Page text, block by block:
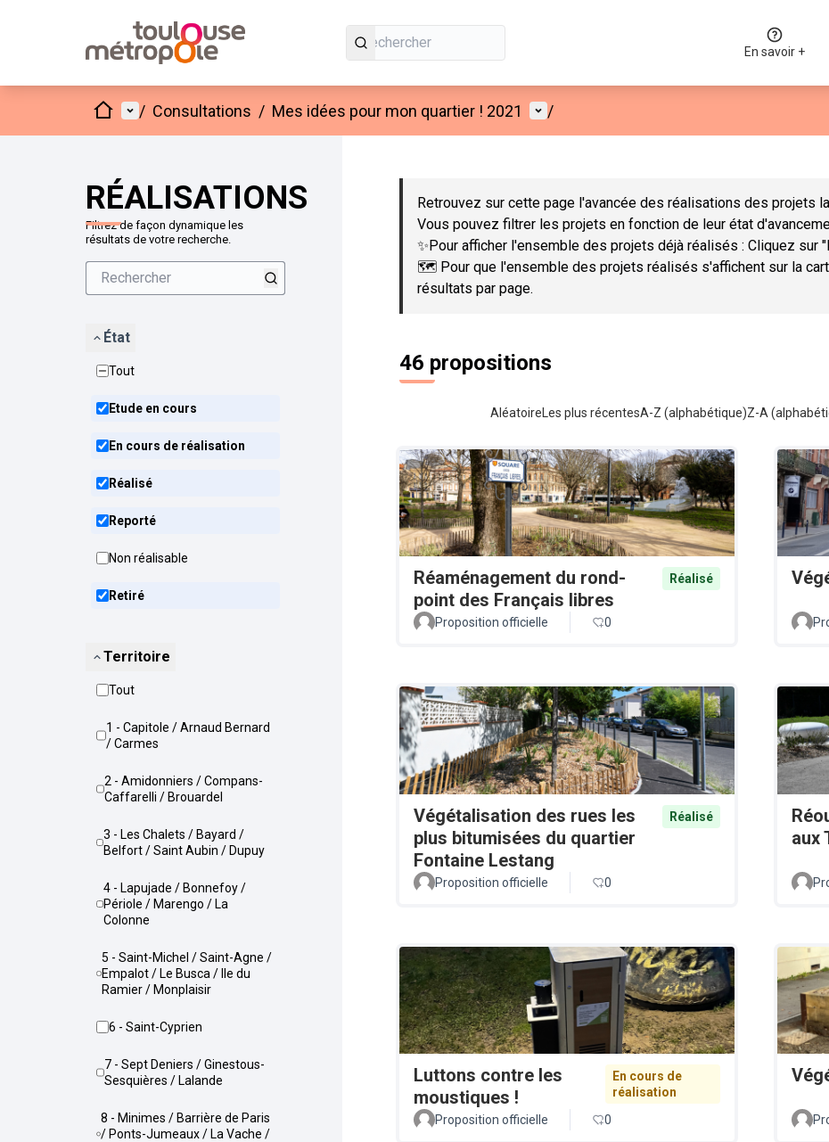
En savoir +
AccueilMenu principal
/ Consultations / Mes idées pour mon quartier ! 2021 Menu utilisateur
/
RÉALISATIONS
Filtrez de façon dynamique les
résultats de votre recherche.
État
Tout
Etude en cours
En cours de réalisation
Réalisé
Reporté
Non réalisable
Retiré
Territoire
Tout
1 - Capitole / Arnaud Bernard
/ Carmes
2 - Amidonniers / Compans-
Caffarelli / Brouardel
3 - Les Chalets / Bayard /
Belfort / Saint Aubin / Dupuy
4 - Lapujade / Bonnefoy /
Périole / Marengo / La
Colonne
5 - Saint-Michel / Saint-Agne /
Empalot / Le Busca / Ile du
Ramier / Monplaisir
6 - Saint-Cyprien
7 - Sept Deniers / Ginestous-
Sesquières / Lalande
8 - Minimes / Barrière de Paris
/ Ponts-Jumeaux / La Vache /
Passer la carte
Retrouvez sur cette page l'avancée des réalisations des projets
Vous pouvez filtrer les projets en fonction de leur état
✨Pour afficher l'ensemble des projets déjà réalisés : Cliquez sur
🗺️ Pour que l'ensemble des projets réalisés s'affichent sur la
résultats par page.
46 propositions
Aléatoire Les plus récentesA-Z (alphabétique)Z-A
Réaménagement du rond-
point des Français libres
Réalisé
Proposition officielle 0
Végétalisation des rues les
plus bitumisées du quartier
Fontaine Lestang
Réalisé
Proposition officielle 0
aux
Luttons contre les
moustiques !
En cours de
réalisation
Proposition officielle
0